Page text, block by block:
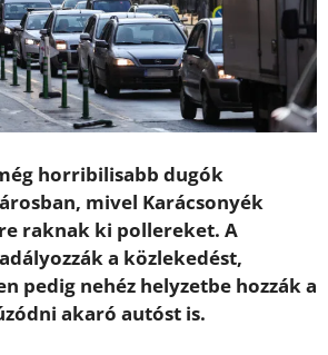
horribilisabb dugók
mivel Karácsonyék
raknak ki pollereket. A
a közlekedést,
pedig nehéz helyzetbe hozzák a
akaró autóst is.